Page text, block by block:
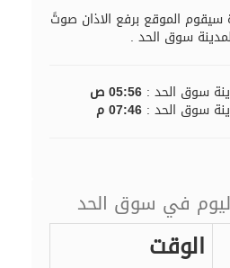
سيقوم الموقع برفع الاذان صوتً
سوق الحد .
سوق الحد : 05:56 ص
سوق الحد : 07:46 م
في سوق الحد
الوقت